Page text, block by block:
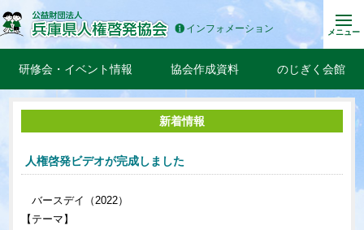
インフォメーション メニュー
研修会・イベント情報 協会作成資料 のじぎく会館
新着情報
人権啓発ビデオが完成しました
バースデイ（2022）
【テーマ】